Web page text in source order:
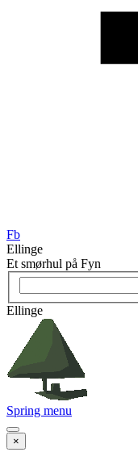
Fb
Ellinge
Et smørhul på Fyn
Ellinge
Spring menu
×